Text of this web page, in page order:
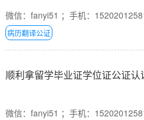
微信：fanyi51 ；手机：
病历翻译公证
顺利拿留学毕业证学位证公证认
微信：fanyi51 ；手机：